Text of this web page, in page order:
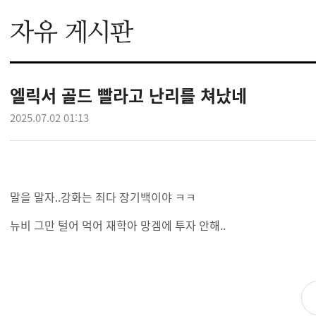
엘릭서 골드 빨라고 난리를 쳐났네
2025.07.02 01:13
말을 말자..강화는 죄다 장기백이야 ㅋㅋ
뉴비 그만 털어 먹어 재학아 망겜에 투자 안해..